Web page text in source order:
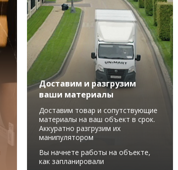
Доставим и разгрузим
ваши материалы
Доставим товар и сопутствующие
материалы на ваш объект в срок.
Аккуратно разгрузим их
манипулятором
Вы начнете работы на объекте,
как запланировали